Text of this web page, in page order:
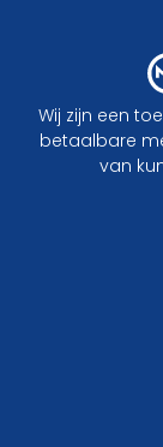
Wij zijn een
betaalbare
van